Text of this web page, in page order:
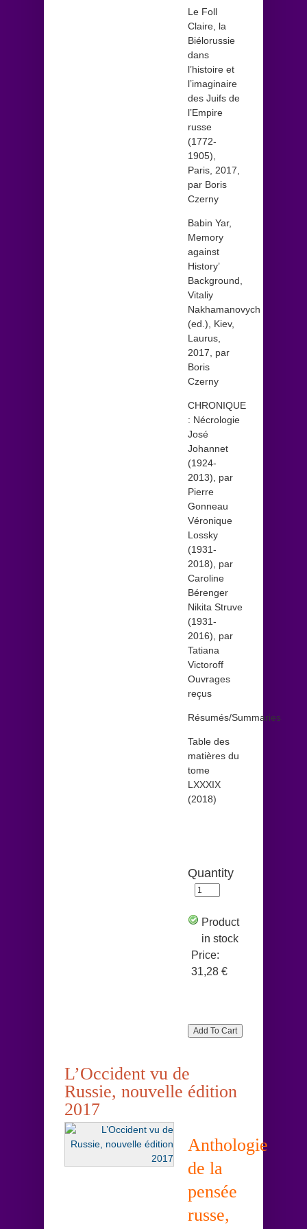
Le Foll
Claire, la
Biélorussie
dans
l’histoire et
l’imaginaire
des Juifs de
l’Empire
russe
(1772-
1905),
Paris, 2017,
par Boris
Czerny
Babin Yar,
Memory
against
History’
Background,
Vitaliy
Nakhamanovych
(ed.), Kiev,
Laurus,
2017, par
Boris
Czerny
CHRONIQUE
: Nécrologie
José
Johannet
(1924-
2013), par
Pierre
Gonneau
Véronique
Lossky
(1931-
2018), par
Caroline
Bérenger
Nikita Struve
(1931-
2016), par
Tatiana
Victoroff
Ouvrages
reçus
Résumés/Summaries
Table des
matières du
tome
LXXXIX
(2018)
Quantity
Product
in stock
Price:
31,28 €
L’Occident vu de
Russie, nouvelle édition
2017
Anthologie
de la
pensée
russe,